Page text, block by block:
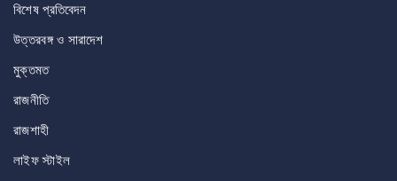
বিশেষ প্রতিবেদন
উত্তরবঙ্গ ও সারাদেশ
মুক্তমত
রাজনীতি
রাজশাহী
লাইফ স্টাইল